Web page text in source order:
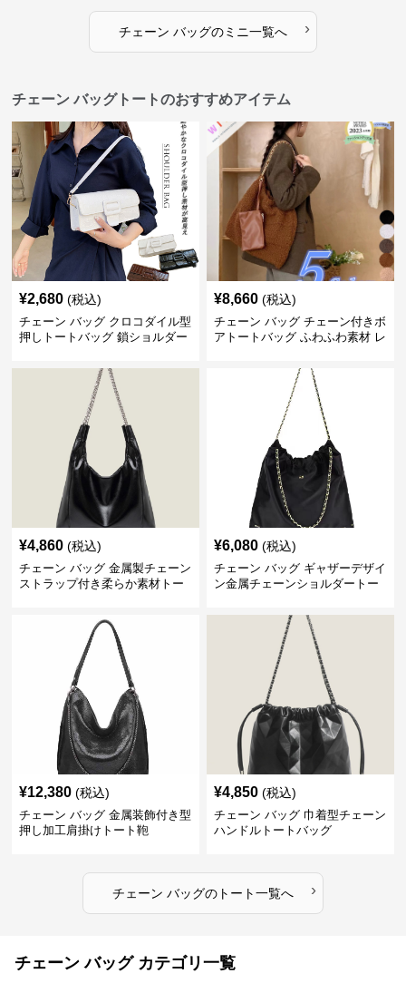
チェーン バッグのミニ一覧へ ›
チェーン バッグトートのおすすめアイテム
¥2,680 (税込)
チェーン バッグ クロコダイル型
押しトートバッグ 鎖ショルダー
¥8,660 (税込)
チェーン バッグ チェーン付きボ
アトートバッグ ふわふわ素材 レ
¥4,860 (税込)
チェーン バッグ 金属製チェーン
ストラップ付き柔らか素材トー
¥6,080 (税込)
チェーン バッグ ギャザーデザイ
ン金属チェーンショルダートー
¥12,380 (税込)
チェーン バッグ 金属装飾付き型
押し加工肩掛けトート鞄
¥4,850 (税込)
チェーン バッグ 巾着型チェーン
ハンドルトートバッグ
チェーン バッグのトート一覧へ ›
チェーン バッグ カテゴリ一覧